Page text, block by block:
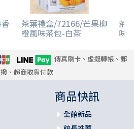
茶葉禮盒/72166/芒果柳
橙風味茶包-白茶
茶
味
傳真刷卡、虛擬轉帳、郵
、超商取貨付款
商品快訊
全館新品